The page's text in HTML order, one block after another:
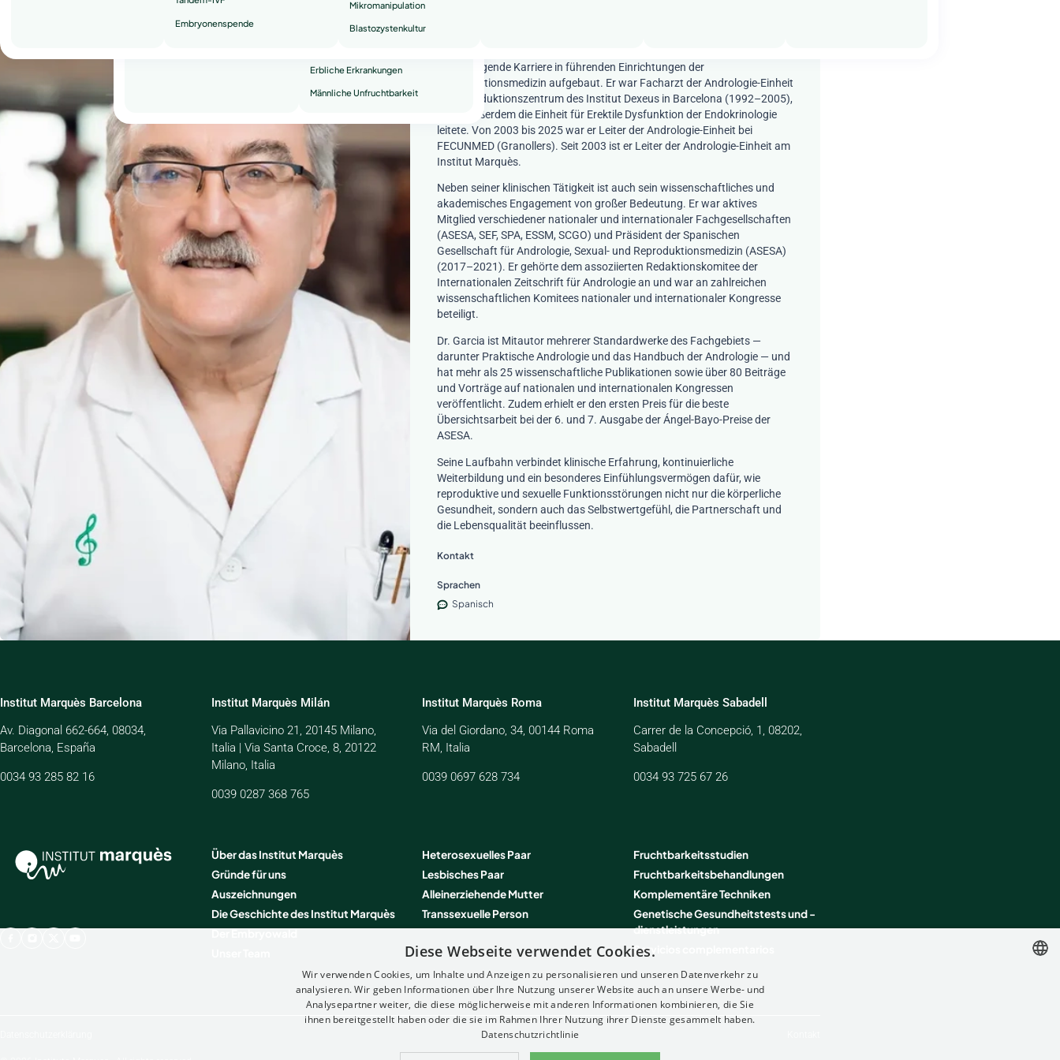
Wiederholte Fehlgeburten
Erbliche Erkrankungen
Männliche Unfruchtbarkeit
Embryonenspende
Mikromanipulation
Blastozystenkultur
herausragende Karriere in führenden Einrichtungen der
Reproduktionsmedizin aufgebaut. Er war Facharzt der Andrologie-Einheit
im Reproduktionszentrum des Institut Dexeus in Barcelona (1992–2005),
wo er außerdem die Einheit für Erektile Dysfunktion der Endokrinologie
leitete. Von 2003 bis 2025 war er Leiter der Andrologie-Einheit bei
FECUNMED (Granollers). Seit 2003 ist er Leiter der Andrologie-Einheit am
Institut Marquès.
Neben seiner klinischen Tätigkeit ist auch sein wissenschaftliches und
akademisches Engagement von großer Bedeutung. Er war aktives
Mitglied verschiedener nationaler und internationaler Fachgesellschaften
(ASESA, SEF, SPA, ESSM, SCGO) und Präsident der Spanischen
Gesellschaft für Andrologie, Sexual- und Reproduktionsmedizin (ASESA)
(2017–2021). Er gehörte dem assoziierten Redaktionskomitee der
Internationalen Zeitschrift für Andrologiean und war an zahlreichen
wissenschaftlichen Komitees nationaler und internationaler Kongresse
beteiligt.
Dr. Garcia ist Mitautor mehrerer Standardwerke des Fachgebiets —
darunter Praktische Andrologie und das Handbuch der Andrologie — und
hat mehr als 25 wissenschaftliche Publikationen sowie über 80 Beiträge
und Vorträge auf nationalen und internationalen Kongressen
veröffentlicht. Zudem erhielt er den ersten Preis für die beste
Übersichtsarbeit bei der 6. und 7. Ausgabe der Ángel-Bayo-Preise der
ASESA.
Seine Laufbahn verbindet klinische Erfahrung, kontinuierliche
Weiterbildung und ein besonderes Einfühlungsvermögen dafür, wie
reproduktive und sexuelle Funktionsstörungen nicht nur die körperliche
Gesundheit, sondern auch das Selbstwertgefühl, die Partnerschaft und
die Lebensqualität beeinflussen.
Kontakt
Sprachen
Spanisch
Institut Marquès Barcelona
Av. Diagonal 662-664, 08034,
Barcelona, España
0034 93 285 82 16
Institut Marquès Milán
Via Pallavicino 21, 20145 Milano,
Italia | Via Santa Croce, 8, 20122
Milano, Italia
0039 0287 368 765
Institut Marquès Roma
Via del Giordano, 34, 00144 Roma
RM, Italia
0039 0697 628 734
Institut Marquès Sabadell
Carrer de la Concepció, 1, 08202,
Sabadell
0034 93 725 67 26
Über das Institut Marquès
Gründe für uns
Auszeichnungen
Die Geschichte des Institut Marquès
Heterosexuelles Paar
Lesbisches Paar
Alleinerziehende Mutter
Transsexuelle Person
Fruchtbarkeitsstudien
Fruchtbarkeitsbehandlungen
Komplementäre Techniken
Genetische Gesundheitstests und -
dienstleistungen
Servicios complementarios
Diese Webseite verwendet Cookies.
Wir verwenden Cookies, um Inhalte und Anzeigen zu personalisieren und unseren Datenverkehr zu
analysieren. Wir geben Informationen über Ihre Nutzung unserer Website auch an unsere Werbe- und
Analysepartner weiter, die diese möglicherweise mit anderen Informationen kombinieren, die Sie
ihnen bereitgestellt haben oder die sie im Rahmen Ihrer Nutzung ihrer Dienste gesammelt haben.
Datenschutzrichtlinie